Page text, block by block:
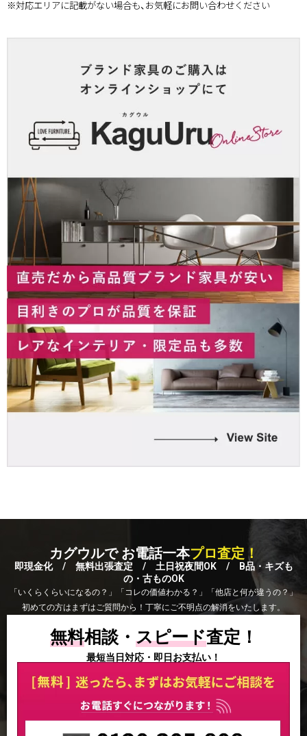
※対応エリアに記載がない場合も、お気軽にお問い合わせください
カグウルで お電話一本プロ査定！
即現金化 / 無料出張査定 / 土日祝夜間OK / B品・キズも
の・古ものOK
「いくらくらいになるの？」「コレの価値わかる？」「他店と何が違うの？」
初めての方はまずはご質問から！丁寧にご不明点の解消をいたします。
無料相談・ スピード査定！
最短当日対応・即日お支払い！